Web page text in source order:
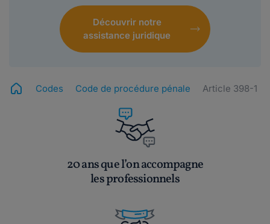
Découvrir notre
assistance juridique
Codes Code de procédure pénale Article 398-1
20 ans que l’on accompagne
les professionnels